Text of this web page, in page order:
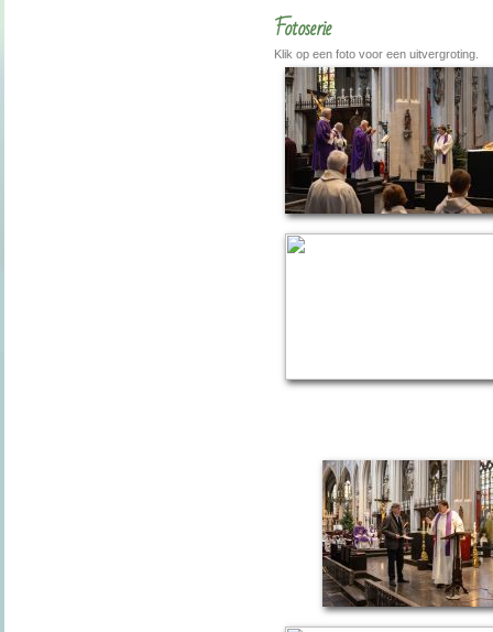
Fotoserie
Klik op een foto voor een uitvergroting.